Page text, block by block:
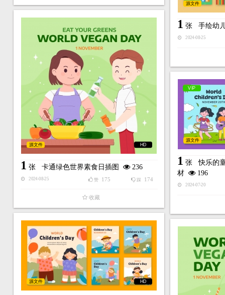
源文件
1 张 手绘幼
2024-08-25
HD
源文件
1 张 卡通绿色世界素食日插图 236
2024-08-25 踩 174
赞 175
收藏
VIP
源文件
1 张快乐的
材
196
2024-07-20
HD
源文件